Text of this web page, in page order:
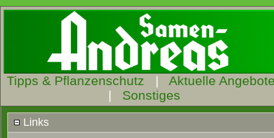
Tipps & Pflanzenschutz | Aktuelle
| Sonstiges
Links